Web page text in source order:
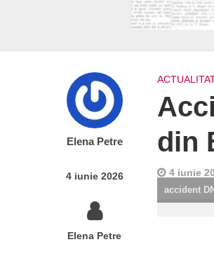
Elena Petre
4 iunie 2026
Elena Petre
din
4 iunie
accident